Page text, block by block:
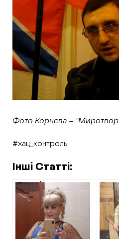
Фото Корнєва –
#хац_контроль
Інші Статті:
Суд відмовився
взяти під варту
гауляйтершу
Савинців
Ізюмського
району, яку
5